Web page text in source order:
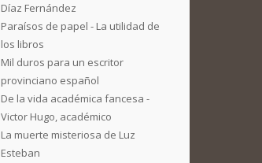
Díaz Fernández
Paraísos de papel - La utilidad de
los libros
Mil duros para un escritor
provinciano español
De la vida académica fancesa -
Victor Hugo, académico
La muerte misteriosa de Luz
Esteban